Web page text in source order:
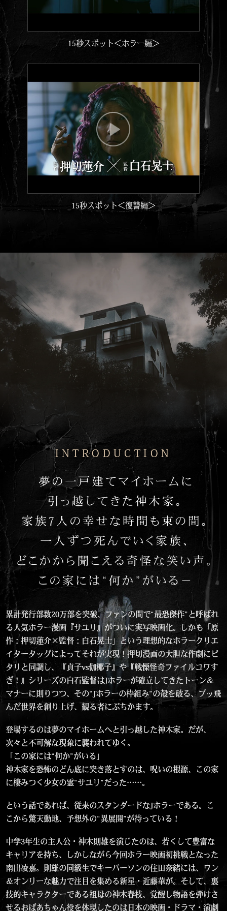
15秒スポット＜ホラー編＞
15秒スポット＜復讐編＞
INTRODUCTION
累計発行部数20万部を突破、ファンの間で“最恐傑作”と呼ばれ
る人気ホラー漫画『サユリ』がついに実写映画化。しかも「原
作：押切蓮介×監督：白石晃士」という理想的なホラークリエ
イタータッグによってそれが実現！押切漫画の大胆な作劇にピ
タリと同調し、『貞子vs伽椰子』や『戦慄怪奇ファイルコワす
ぎ！』シリーズの白石監督はJホラーが確立してきたトーン＆
マナーに則りつつ、その“Jホラーの枠組み”の殻を破る、ブッ飛
んだ世界を創り上げ、観る者にぶちかます。
登場するのは夢のマイホームへと引っ越した神木家。だが、
次々と不可解な現象に襲われてゆく。
「この家には“何か”がいる」
神木家を恐怖のどん底に突き落とすのは、呪いの根源、この家
に棲みつく少女の霊“サユリ”だった……。
という話であれば、従来のスタンダードなJホラーである。こ
こから驚天動地、予想外の“異展開”が待っている！
中学3年生の主人公・神木則雄を演じたのは、若くして豊富な
キャリアを持ち、しかしながら今回ホラー映画初挑戦となった
南出凌嘉。則雄の同級生でキーパーソンの住田奈緒には、ワン
＆オンリーな魅力で注目を集める新星・近藤華が。そして、裏
技的キャラクターである祖母の神木春枝、覚醒し物語を弾けさ
せるおばあちゃん役を体現したのは日本の映画・ドラマ・演劇